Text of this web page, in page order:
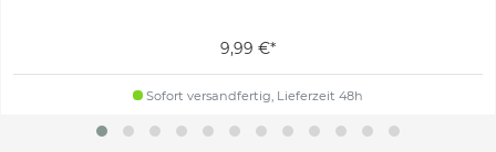
9,99 €*
Sofort versandfertig, Lieferzeit 48h